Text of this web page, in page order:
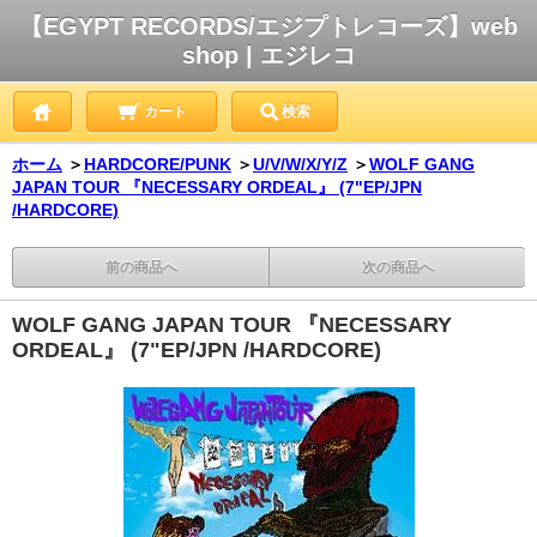
【EGYPT RECORDS/エジプトレコーズ】web
shop | エジレコ
カート 検索
ホーム ＞ HARDCORE/PUNK ＞U/V/W/X/Y/Z ＞WOLF GANG
JAPAN TOUR 『NECESSARY ORDEAL』 (7"EP/JPN
/HARDCORE)
前の商品へ 次の商品へ
WOLF GANG JAPAN TOUR 『NECESSARY
ORDEAL』 (7"EP/JPN /HARDCORE)